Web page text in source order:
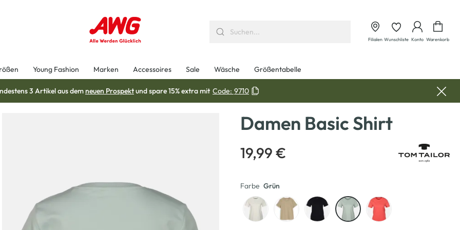
Filialen Wunschliste Konto Warenkorb
Young Fashion Marken Accessoires Sale Wäsche Größentabelle
3 Artikel aus demneuen Prospektund spare 15% extra mit Code: 9710
Damen Basic Shirt
19,99 €
Farbe Grün